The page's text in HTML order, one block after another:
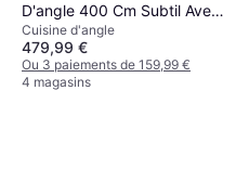
D'angle 400 Cm Subtil Avec
Plan De Travail 7 Élements
Bois Noir
Cuisine d'angle
479,99 €
Ou 3 paiements de 159,99 €
4 magasins